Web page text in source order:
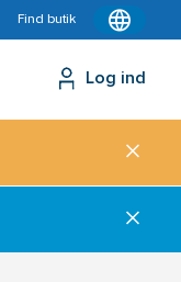
Find butik
Log ind